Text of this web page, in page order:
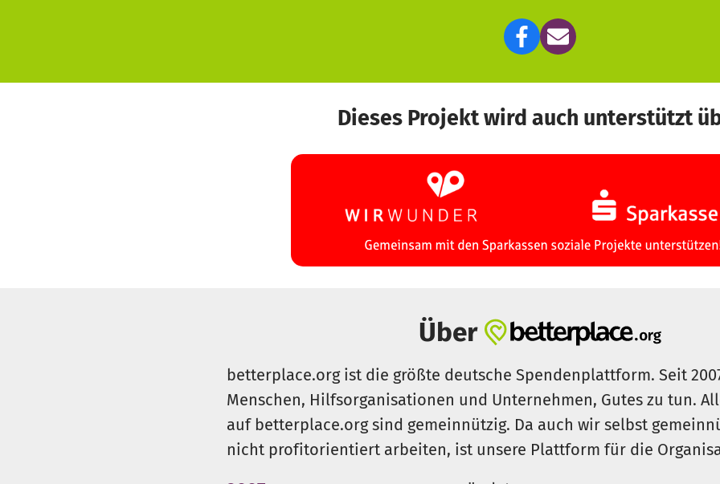
Dieses Projekt wird auch unterstützt
Über
betterplace.org ist die größte deutsche Spendenplattform. Seit
Menschen, Hilfsorganisationen und Unternehmen, Gutes zu tun.
auf betterplace.org sind gemeinnützig. Da auch wir selbst
nicht profitorientiert arbeiten, ist unsere Plattform für die